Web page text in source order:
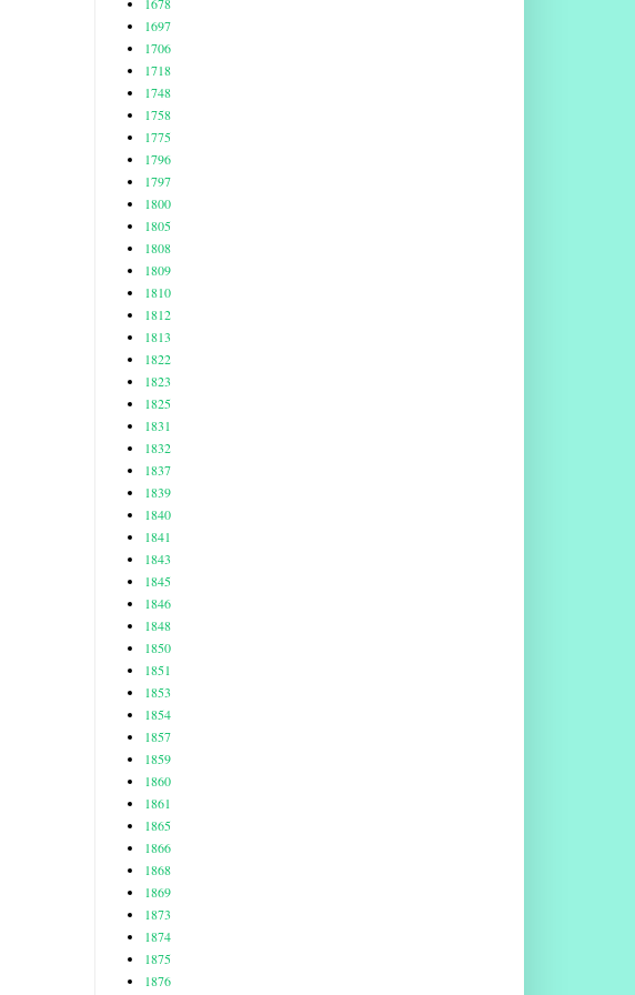
1697
1706
1718
1748
1758
1775
1796
1797
1800
1805
1808
1809
1810
1812
1813
1822
1823
1825
1831
1832
1837
1839
1840
1841
1843
1845
1846
1848
1850
1851
1853
1854
1857
1859
1860
1861
1865
1866
1868
1869
1873
1874
1875
1876